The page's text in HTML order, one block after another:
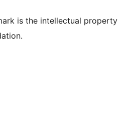
is the intellectual property